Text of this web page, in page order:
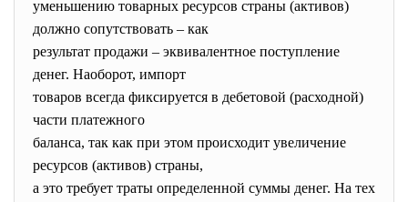
уменьшению товарных ресурсов страны (активов)
должно сопутствовать – как
результат продажи – эквивалентное поступление
денег. Наоборот, импорт
товаров всегда фиксируется в дебетовой (расходной)
части платежного
баланса, так как при этом происходит увеличение
ресурсов (активов) страны,
а это требует траты определенной суммы денег. На тех